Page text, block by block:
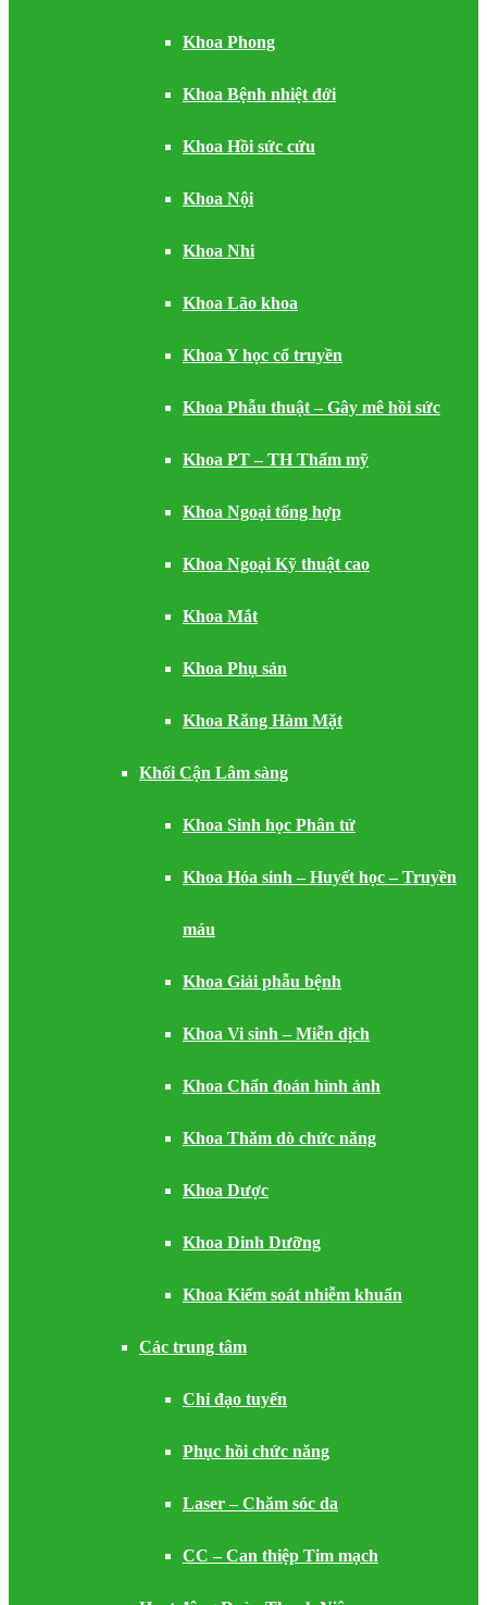
Khoa Phong
Khoa Bệnh nhiệt đới
Khoa Hồi sức cứu
Khoa Nội
Khoa Nhi
Khoa Lão khoa
Khoa Y học cổ truyền
Khoa Phẫu thuật – Gây mê hồi sức
Khoa PT – TH Thẩm mỹ
Khoa Ngoại tổng hợp
Khoa Ngoại Kỹ thuật cao
Khoa Mắt
Khoa Phụ sản
Khoa Răng Hàm Mặt
Khối Cận Lâm sàng
Khoa Sinh học Phân tử
Khoa Hóa sinh – Huyết học – Truyền
máu
Khoa Giải phẫu bệnh
Khoa Vi sinh – Miễn dịch
Khoa Chẩn đoán hình ảnh
Khoa Thăm dò chức năng
Khoa Dược
Khoa Dinh Dưỡng
Khoa Kiểm soát nhiễm khuẩn
Các trung tâm
Chỉ đạo tuyến
Phục hồi chức năng
Laser – Chăm sóc da
CC – Can thiệp Tim mạch